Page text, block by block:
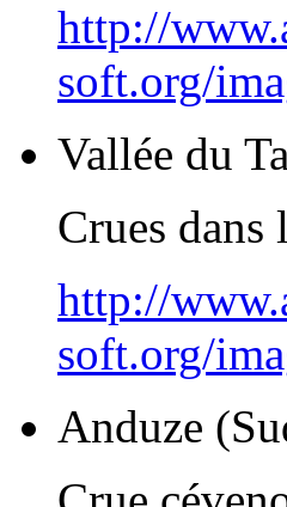
http://
soft.org/
Vallée du
Crues
http://
soft.org/
Anduze